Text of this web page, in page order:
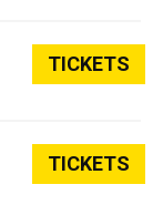
TICKETS
TICKETS